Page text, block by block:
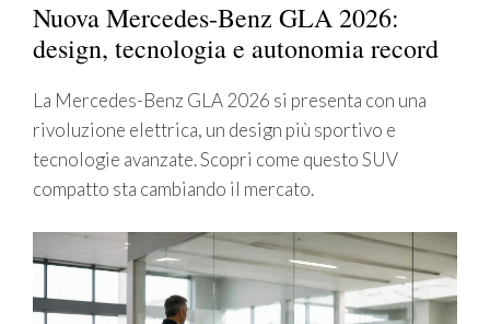
Nuova Mercedes-Benz GLA 2026:
design, tecnologia e autonomia record
La Mercedes-Benz GLA 2026 si presenta con una
rivoluzione elettrica, un design più sportivo e
tecnologie avanzate. Scopri come questo SUV
compatto sta cambiando il mercato.